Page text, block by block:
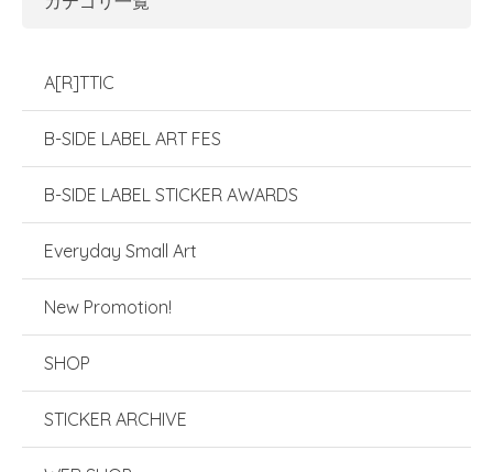
A[R]TTIC
B-SIDE LABEL ART FES
B-SIDE LABEL STICKER AWARDS
Everyday Small Art
New Promotion!
SHOP
STICKER ARCHIVE